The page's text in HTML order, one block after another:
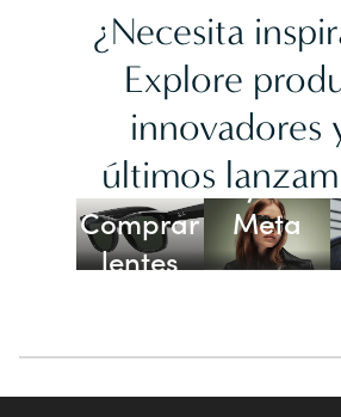
¿Necesita
Explore
innovadores
últimos
Comprar
lentes
Ray-Ban
Meta